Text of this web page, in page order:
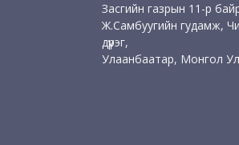
Засгийн газрын 11-р
Ж.Самбуугийн гудамж,
дүүрэг,
Улаанбаатар, Монгол